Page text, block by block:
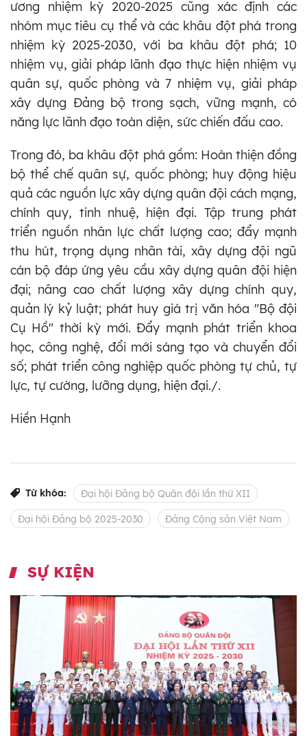
ương nhiệm kỳ 2020-2025 cũng xác định các
nhóm mục tiêu cụ thể và các khâu đột phá trong
nhiệm kỳ 2025-2030, với ba khâu đột phá; 10
nhiệm vụ, giải pháp lãnh đạo thực hiện nhiệm vụ
quân sự, quốc phòng và 7 nhiệm vụ, giải pháp
xây dựng Đảng bộ trong sạch, vững mạnh, có
năng lực lãnh đạo toàn diện, sức chiến đấu cao.
Trong đó, ba khâu đột phá gồm: Hoàn thiện đồng
bộ thể chế quân sự, quốc phòng; huy động hiệu
quả các nguồn lực xây dựng quân đội cách mạng,
chính quy, tinh nhuệ, hiện đại. Tập trung phát
triển nguồn nhân lực chất lượng cao; đẩy mạnh
thu hút, trọng dụng nhân tài, xây dựng đội ngũ
cán bộ đáp ứng yêu cầu xây dựng quân đội hiện
đại; nâng cao chất lượng xây dựng chính quy,
quản lý kỷ luật; phát huy giá trị văn hóa "Bộ đội
Cụ Hồ" thời kỳ mới. Đẩy mạnh phát triển khoa
học, công nghệ, đổi mới sáng tạo và chuyển đổi
số; phát triển công nghiệp quốc phòng tự chủ, tự
lực, tự cường, lưỡng dụng, hiện đại./.
Hiền Hạnh
Từ khóa: Đại hội Đảng bộ Quân đội lần thứ XII
Đại hội Đảng bộ 2025-2030 Đảng Cộng sản Việt Nam
SỰ KIỆN